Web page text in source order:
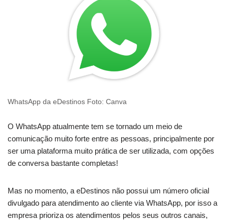
WhatsApp da eDestinos Foto: Canva
O WhatsApp atualmente tem se tornado um meio de
comunicação muito forte entre as pessoas, principalmente por
ser uma plataforma muito prática de ser utilizada, com opções
de conversa bastante completas!
Mas no momento, a eDestinos não possui um número oficial
divulgado para atendimento ao cliente via WhatsApp, por isso a
empresa prioriza os atendimentos pelos seus outros canais,